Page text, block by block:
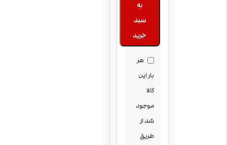
به
سبد
خرید
هر
بار این
کالا
موجود
شد از
طریق